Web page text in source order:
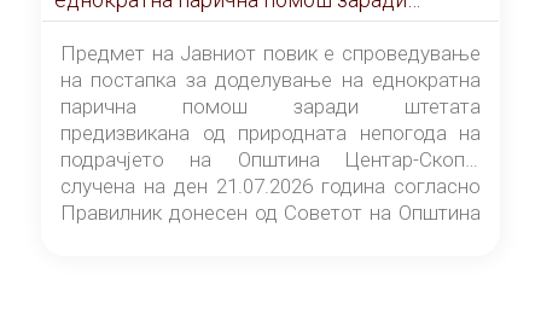
штетата предизвикана од природната
непогода на подрачјето на Општина
Центар-Скопје случена на ден 21.07.2026
година
Предмет на Јавниот повик е спроведување
на постапка за доделување на еднократна
парична помош заради штетата
предизвикана од природната непогода на
подрачјето на Општина Центар-Скопје
случена на ден 21.07.2026 година согласно
Правилник донесен од Советот на Општина